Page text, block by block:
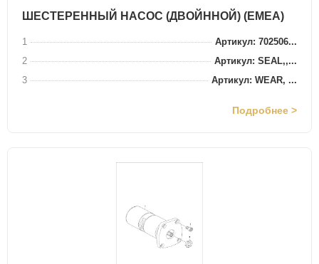
ШЕСТЕРЕННЫЙ НАСОС (ДВОЙННОЙ) (EMEA)
1
Артикул: 702506...
2
Артикул: SEAL,,...
3
Артикул: WEAR, ...
Подробнее >